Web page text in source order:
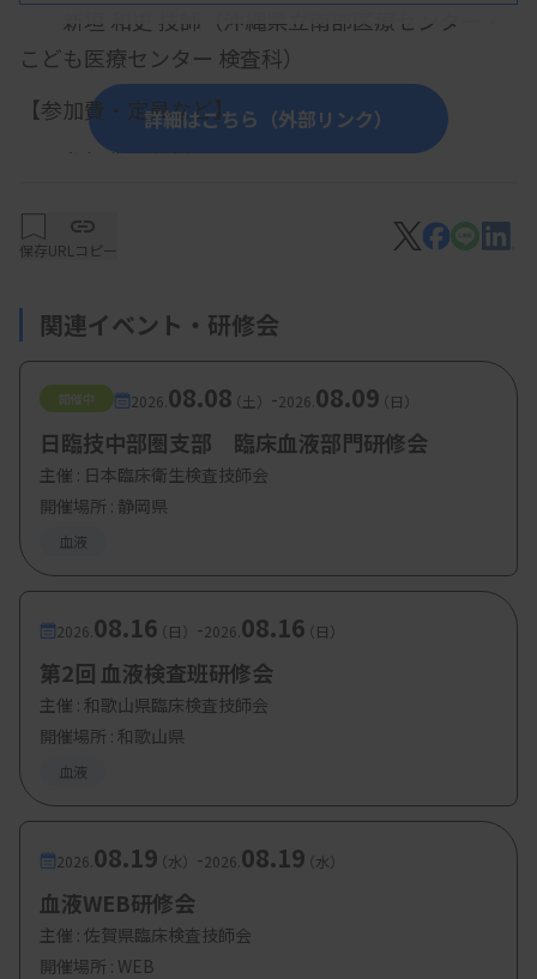
新垣 和史 技師（沖縄県立南部医療センター・
こども医療センター 検査科）
【参加費・定員など】
・参加費：無料
詳細はこちら（外部リンク）
保存URLコピー
関連イベント・研修会
開催中 2026. 08.08（土） -2026. 08.09（日）
日臨技中部圏支部 臨床血液部門研修会
主催 : 日本臨床衛生検査技師会
開催場所 : 静岡県
血液
2026. 08.16（日） -2026. 08.16（日）
第2回 血液検査班研修会
主催 : 和歌山県臨床検査技師会
開催場所 : 和歌山県
血液
2026. 08.19（水） -2026. 08.19（水）
血液WEB研修会
主催 : 佐賀県臨床検査技師会
開催場所 : WEB